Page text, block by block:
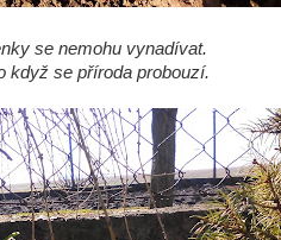
se nemohu vynadívat.
když se příroda probouzí.